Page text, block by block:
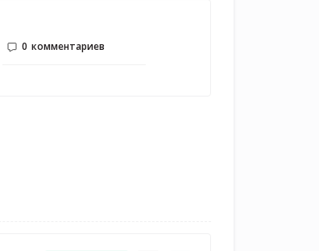
0 комментариев